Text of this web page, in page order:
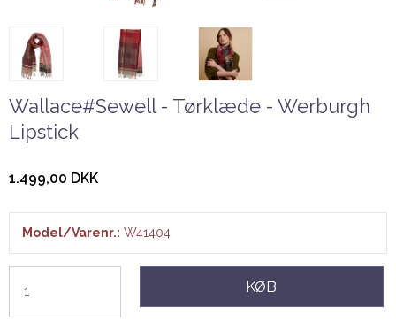
Wallace#Sewell - Tørklæde - Werburgh
Lipstick
1.499,00 DKK
Model/Varenr.: W41404
KØB